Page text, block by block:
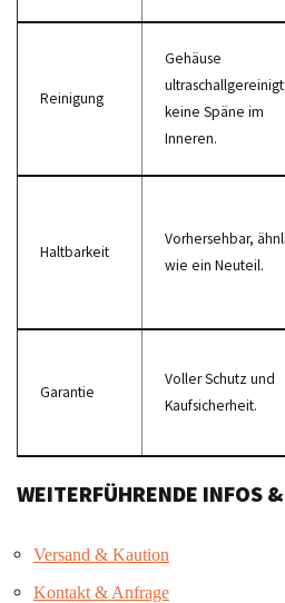
Reinigung
Gehäuse
keine Späne im
Inneren.
Haltbarkeit
Vorhersehbar,
wie ein Neuteil.
Garantie
Voller Schutz und
Kaufsicherheit.
WEITERFÜHRENDE INFOS
Versand & Kaution
Kontakt & Anfrage